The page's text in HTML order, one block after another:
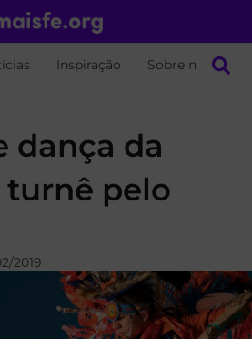
Inspiração Sobre nós
dança da
turnê pelo
2019